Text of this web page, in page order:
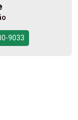
9033